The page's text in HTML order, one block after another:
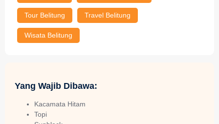
Tour Belitung Travel Belitung
Wisata Belitung
Yang Wajib Dibawa:
Kacamata Hitam
Topi